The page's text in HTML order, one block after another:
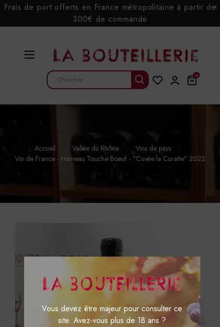
Vous devez être majeur pour consulter ce
site. Avez-vous plus de 18 ans ?
Frais de port offerts en France métropolitaine à partir de
300€ de commande
x
Basculer
navigation
☰
0
Accueil Vallée du Rhône
Vins de pays
Vin de France - Hameau Touche Boeuf - "Cuvée la Curatte" 2022